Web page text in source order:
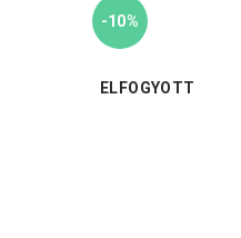
-10%
ELFOGYOTT